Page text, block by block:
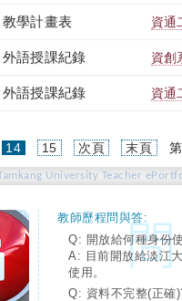
教學計畫表 資通
外語授課紀錄 資創
外語授課紀錄 資通
14(current)
15 次頁 末頁
University Teacher
教師歷程問與答:
Q: 開放給何種身份
A: 目前開放給淡江
使用。
Q: 資料不完整(正確